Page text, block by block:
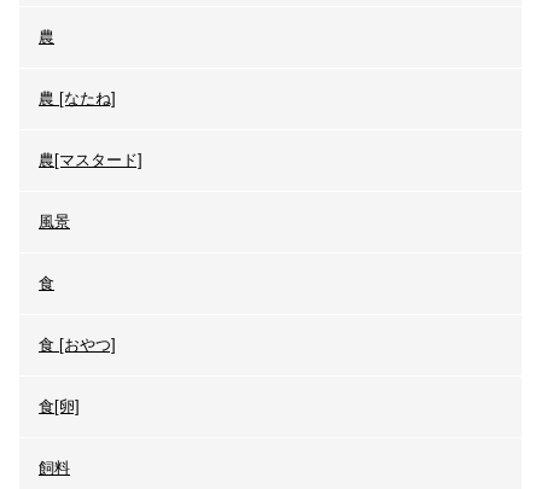
農
農 [なたね]
農[マスタード]
風景
食
食 [おやつ]
食[卵]
飼料